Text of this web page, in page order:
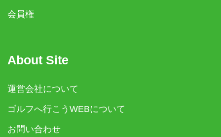
会員権
About Site
運営会社について
ゴルフへ行こうWEBについて
お問い合わせ